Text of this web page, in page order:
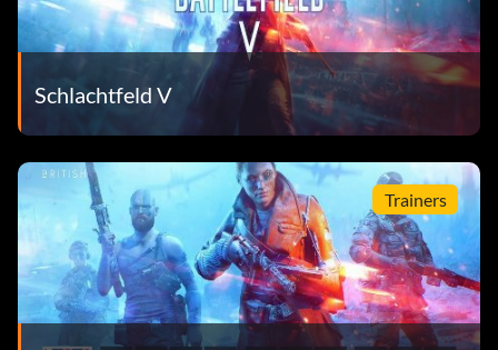
Schlachtfeld V
Trainers